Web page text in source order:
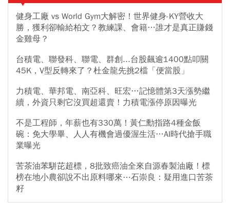
健身工廠 vs World Gym大解密！世界健身-KY營收大
勝，獲利卻輸給柏文？教練課、會籍…誰才是真正賺錢
金雞母？
台積電、聯發科、聯電、群創...台股飆逾1400點叩關
45K，V型反轉來了？杜金龍先挑2檔「便當股」
力積電、華邦電、南亞科、旺宏…記憶體第3天漲勢繼
續，外資只剩它沒買超還賣！力積電漲停原因曝光
不是工程師，年薪也有330萬！黃仁勳指路4種金飯
碗：免大學畢、人人有機會過優渥生活…AI時代搶手職
業曝光
苦茶油苯駢芘超標，8批致癌油全來自源春製油廠！標
榜在地小農卻說不出原料哪來⋯石崇良：疑用進口苦茶
籽